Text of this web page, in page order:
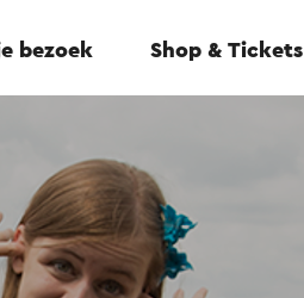
bezoek Shop & Tickets